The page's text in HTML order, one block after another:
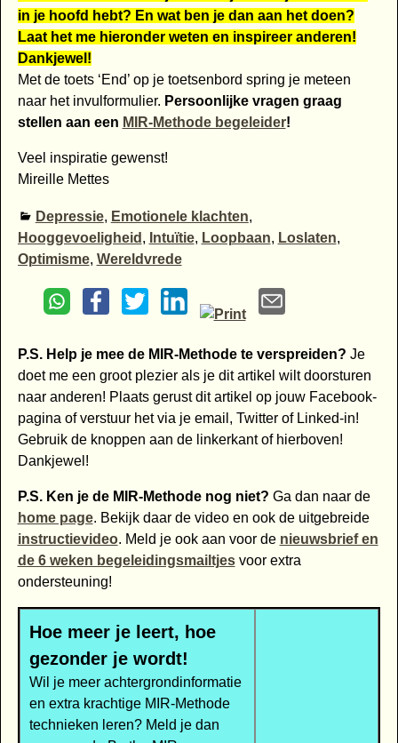
in je hoofd hebt? En wat ben je dan aan het doen?
Laat het me hieronder weten en inspireer anderen!
Dankjewel!
Met de toets ‘End’ op je toetsenbord spring je meteen
naar het invulformulier. Persoonlijke vragen graag
stellen aan een MIR-Methode begeleider!
Veel inspiratie gewenst!
Mireille Mettes
Depressie, Emotionele klachten,
Hooggevoeligheid , Intuïtie, Loopbaan, Loslaten,
Optimisme, Wereldvrede
P.S. Help je mee de MIR-Methode te verspreiden? Je
doet me een groot plezier als je dit artikel wilt doorsturen
naar anderen! Plaats gerust dit artikel op jouw Facebook-
pagina of verstuur het via je email, Twitter of Linked-in!
Gebruik de knoppen aan de linkerkant of hierboven!
Dankjewel!
P.S. Ken je de MIR-Methode nog niet? Ga dan naar de
home page. Bekijk daar de video en ook de uitgebreide
instructievideo. Meld je ook aan voor de nieuwsbrief en
de 6 weken begeleidingsmailtjesvoor extra
ondersteuning!
Hoe meer je leert, hoe
gezonder je wordt!
Wil je meer achtergrondinformatie
en extra krachtige MIR-Methode
technieken leren? Meld je dan